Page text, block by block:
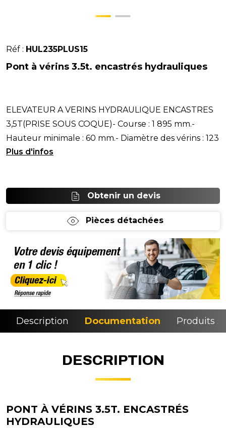
Réf : HUL235PLUS15
Pont à vérins 3.5t. encastrés hydrauliques
ELEVATEUR A VERINS HYDRAULIQUE ENCASTRES
3,5T(PRISE SOUS COQUE)- Course : 1 895 mm.-
Hauteur minimale : 60 mm.- Diamètre des vérins : 123
mm.- Distanc
Obtenir un devis
Pièces détachées
Description Documentation Produits
DESCRIPTION
PONT À VÉRINS 3.5T. ENCASTRÉS
HYDRAULIQUES